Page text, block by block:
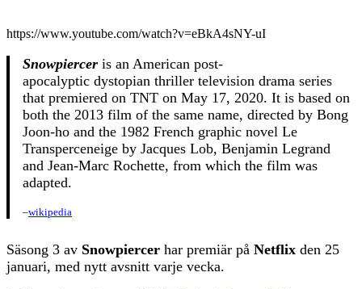
https://www.youtube.com/watch?v=eBkA4sNY-uI
Snowpiercer is an American post-
apocalyptic dystopian thriller television drama series
that premiered on TNT on May 17, 2020. It is based on
both the 2013 film of the same name, directed by Bong
Joon-ho and the 1982 French graphic novel Le
Transperceneige by Jacques Lob, Benjamin Legrand
and Jean-Marc Rochette, from which the film was
adapted.
–wikipedia
Säsong 3 av Snowpiercer har premiär på Netflix den 25
januari, med nytt avsnitt varje vecka.